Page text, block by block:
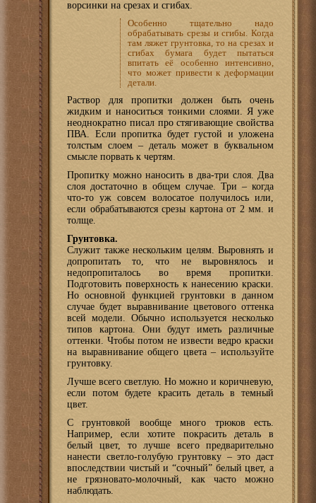
ворсинки на срезах и сгибах.
Особенно тщательно надо
обрабатывать срезы и сгибы. Когда
там ляжет грунтовка, то на срезах и
сгибах бумага будет пытаться
впитать её особенно интенсивно,
что может привести к деформации
детали.
Раствор для пропитки должен быть очень
жидким и наноситься тонкими слоями. Я уже
неоднократно писал про стягивающие свойства
ПВА. Если пропитка будет густой и уложена
толстым слоем – деталь может в буквальном
смысле порвать к чертям.
Пропитку можно наносить в два-три слоя. Два
слоя достаточно в общем случае. Три – когда
что-то уж совсем волосатое получилось или,
если обрабатываются срезы картона от 2 мм. и
толще.
Грунтовка.
Служит также нескольким целям. Выровнять и
допропитать то, что не выровнялось и
недопропиталось во время пропитки.
Подготовить поверхность к нанесению краски.
Но основной функцией грунтовки в данном
случае будет выравнивание цветового оттенка
всей модели. Обычно используется несколько
типов картона. Они будут иметь различные
оттенки. Чтобы потом не извести ведро краски
на выравнивание общего цвета – используйте
грунтовку.
Лучше всего светлую. Но можно и коричневую,
если потом будете красить деталь в темный
цвет.
С грунтовкой вообще много трюков есть.
Например, если хотите покрасить деталь в
белый цвет, то лучше всего предварительно
нанести светло-голубую грунтовку – это даст
впоследствии чистый и “сочный” белый цвет, а
не грязновато-молочный, как часто можно
наблюдать.